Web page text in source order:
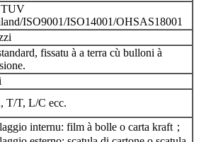
TUV
ISO9001/ISO14001/OHSAS18001
fissatu à a terra cù bulloni à
T/T, L/C ecc.
internu: film à bolle o carta kraft ；